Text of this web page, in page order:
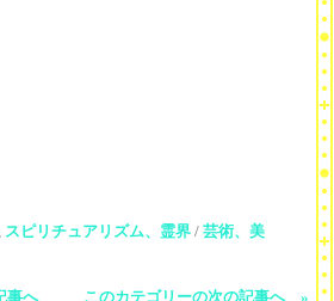
スピリチュアリズム、霊界 / 芸術、美
事へ このカテゴリーの次の記事へ »